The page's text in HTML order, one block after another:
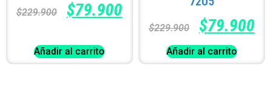
$229.900 $79.900
Añadir al carrito
$229.900 $79.900
Añadir al carrito